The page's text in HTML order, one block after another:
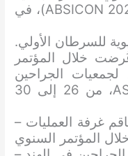
جراحي الثدي في الهند (ABSICON 2021)، في
للسرطان الأولي.
خلال المؤتمر
لجمعيات الجراحين
في الهند – ASICON 2018، من 26 إلى 30
غرفة العمليات –
المؤتمر السنوي